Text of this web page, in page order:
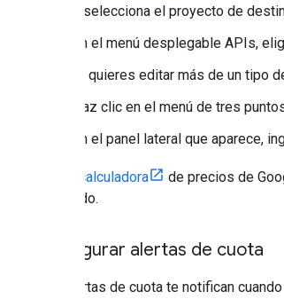
y selecciona el proyecto de
En el menú desplegable APIs,
Si quieres editar más de un tipo
Haz clic en el menú de tres
En el panel lateral que aparece,
Usa la calculadora
de precios de
estimado.
Configurar alertas de cuota
Las alertas de cuota te notifican